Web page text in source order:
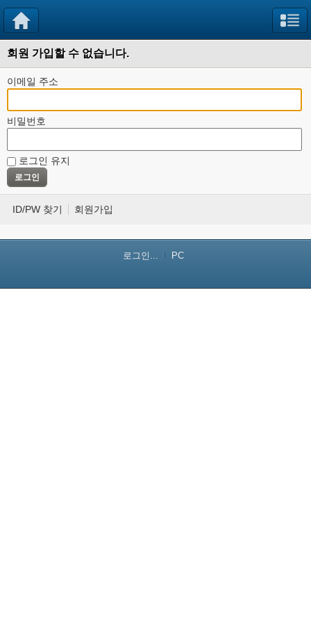
회원 가입할 수 없습니다.
이메일 주소
비밀번호
로그인 유지
ID/PW 찾기 회원가입
로그인... PC